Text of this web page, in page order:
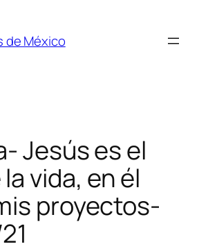
de México
Jesús es el
vida, en él
proyectos-